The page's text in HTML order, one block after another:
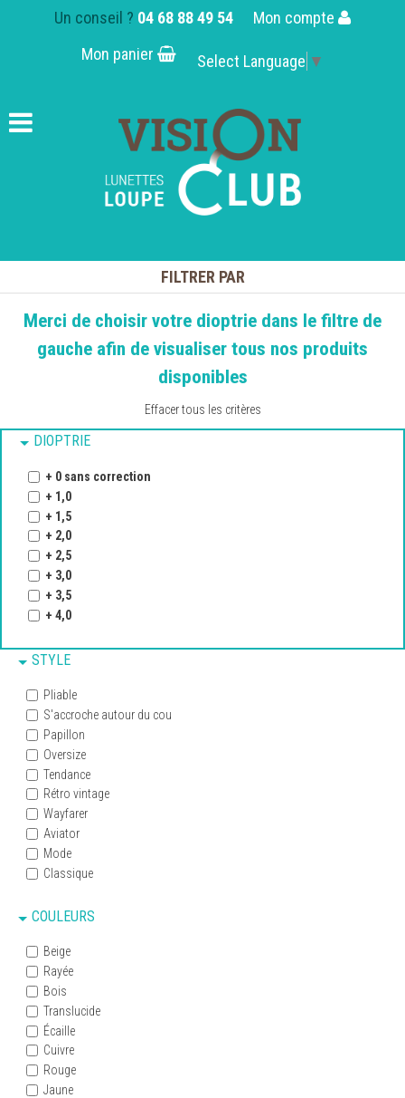
Un conseil ? 04 68 88 49 54
Mon compte
Mon panier
Select Language ▼
FILTRER PAR
Merci de choisir votre dioptrie dans le filtre de
gauche afin de visualiser tous nos produits
disponibles
Effacer tous les critères
DIOPTRIE
+ 0 sans correction
+ 1,0
+ 1,5
+ 2,0
+ 2,5
+ 3,0
+ 3,5
+ 4,0
STYLE
Pliable
S'accroche autour du cou
Papillon
Oversize
Tendance
Rétro vintage
Wayfarer
Aviator
Mode
Classique
COULEURS
Beige
Rayée
Bois
Translucide
Écaille
Cuivre
Rouge
Jaune